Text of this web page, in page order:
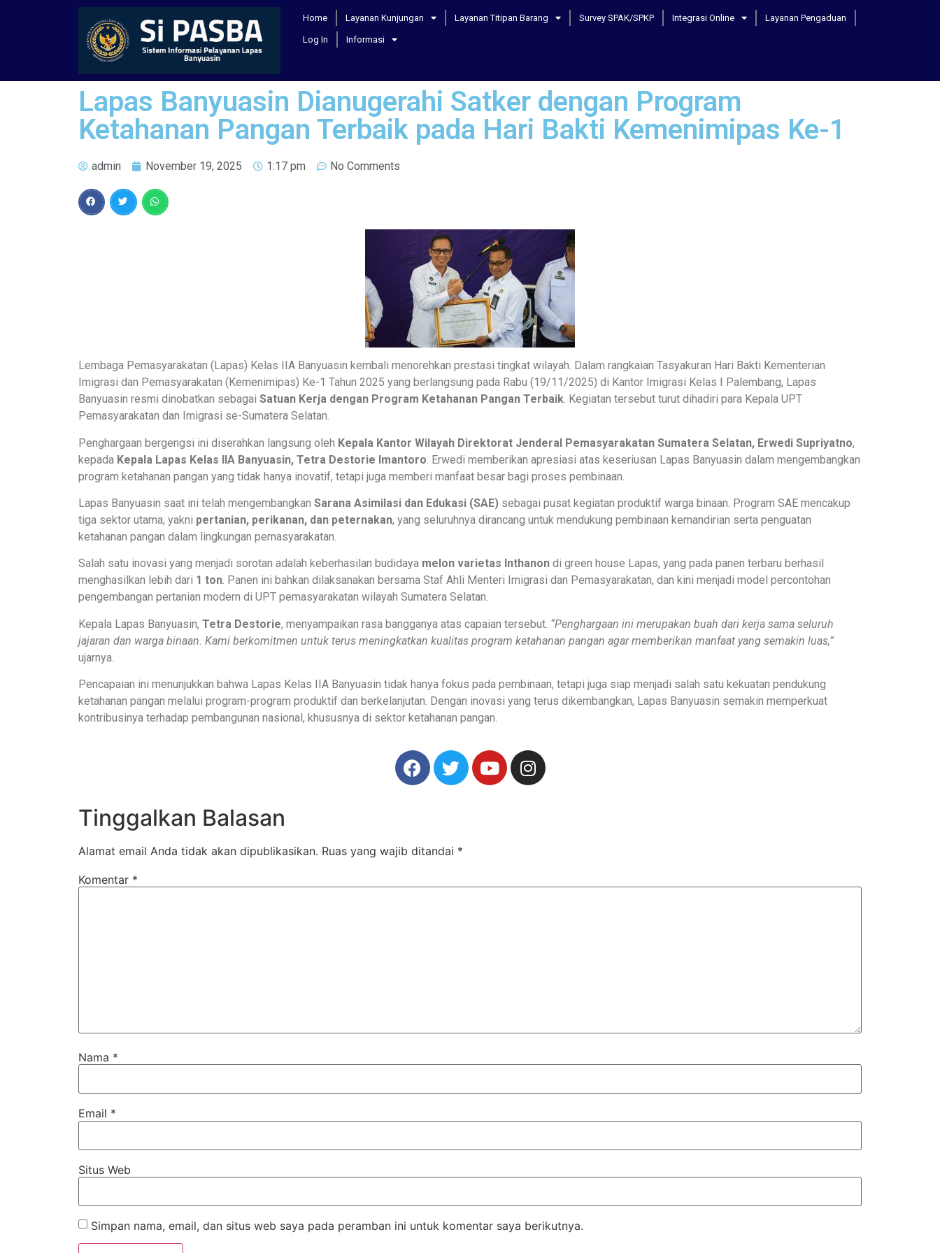
Home Layanan Kunjungan Layanan Titipan Barang Survey SPAK/SPKP Integrasi Online Layanan Pengaduan
Log In Informasi
Lapas Banyuasin Dianugerahi Satker dengan Program
Ketahanan Pangan Terbaik pada Hari Bakti Kemenimipas Ke-1
admin November 19, 2025 1:17 pm No Comments
Lembaga Pemasyarakatan (Lapas) Kelas IIA Banyuasin kembali menorehkan prestasi tingkat wilayah. Dalam rangkaian Tasyakuran Hari Bakti Kementerian
Imigrasi dan Pemasyarakatan (Kemenimipas) Ke-1 Tahun 2025 yang berlangsung pada Rabu (19/11/2025) di Kantor Imigrasi Kelas I Palembang, Lapas
Banyuasin resmi dinobatkan sebagai Satuan Kerja dengan Program Ketahanan Pangan Terbaik. Kegiatan tersebut turut dihadiri para Kepala UPT
Pemasyarakatan dan Imigrasi se-Sumatera Selatan.
Penghargaan bergengsi ini diserahkan langsung oleh Kepala Kantor Wilayah Direktorat Jenderal Pemasyarakatan Sumatera Selatan, Erwedi Supriyatno,
kepada Kepala Lapas Kelas IIA Banyuasin, Tetra Destorie Imantoro . Erwedi memberikan apresiasi atas keseriusan Lapas Banyuasin dalam mengembangkan
program ketahanan pangan yang tidak hanya inovatif, tetapi juga memberi manfaat besar bagi proses pembinaan.
Lapas Banyuasin saat ini telah mengembangkan Sarana Asimilasi dan Edukasi (SAE) sebagai pusat kegiatan produktif warga binaan. Program SAE mencakup
tiga sektor utama, yakni pertanian, perikanan, dan peternakan, yang seluruhnya dirancang untuk mendukung pembinaan kemandirian serta penguatan
ketahanan pangan dalam lingkungan pemasyarakatan.
Salah satu inovasi yang menjadi sorotan adalah keberhasilan budidaya melon varietas Inthanon di green house Lapas, yang pada panen terbaru berhasil
menghasilkan lebih dari 1 ton. Panen ini bahkan dilaksanakan bersama Staf Ahli Menteri Imigrasi dan Pemasyarakatan, dan kini menjadi model percontohan
pengembangan pertanian modern di UPT pemasyarakatan wilayah Sumatera Selatan.
Kepala Lapas Banyuasin, Tetra Destorie, menyampaikan rasa bangganya atas capaian tersebut. “Penghargaan ini merupakan buah dari kerja sama seluruh
jajaran dan warga binaan. Kami berkomitmen untuk terus meningkatkan kualitas program ketahanan pangan agar memberikan manfaat yang semakin luas,”
ujarnya.
Pencapaian ini menunjukkan bahwa Lapas Kelas IIA Banyuasin tidak hanya fokus pada pembinaan, tetapi juga siap menjadi salah satu kekuatan pendukung
ketahanan pangan melalui program-program produktif dan berkelanjutan. Dengan inovasi yang terus dikembangkan, Lapas Banyuasin semakin memperkuat
kontribusinya terhadap pembangunan nasional, khususnya di sektor ketahanan pangan.
Tinggalkan Balasan
Alamat email Anda tidak akan dipublikasikan. Ruas yang wajib ditandai *
Komentar *
Nama *
Email *
Situs Web
Simpan nama, email, dan situs web saya pada peramban ini untuk komentar saya berikutnya.